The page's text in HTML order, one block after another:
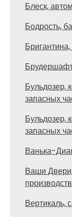
Блеск,
Бодрость,
Бульдозер,
запасных
Бульдозер,
запасных
Ванька-
Ваши
Вертикаль,